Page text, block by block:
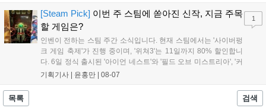
'마블 투혼: 파이팅 소울즈'와 레트로 수리 시뮬레이션 '리스토
리'도 스팀에 정식 출시되었습니다....
[Steam Pick] 이번 주 스팀에 쏟아진 신작, 지금 주목
할 게임은?
인벤이 전하는 스팀 주간 소식입니다. 현재 스팀에서는 '사이버펑
크 게임 축제'가 진행 중이며, '위쳐3'는 11일까지 80% 할인합니
다. 6일 정식 출시된 '아이언 네스트'와 '필드 오브 미스트리아', '커
세어 코브'가 호평받고 있습니다. 한편, 7일 출시된 '마블 투혼'은
다. 유비소프트의 '고스트리콘: 와일드랜드'는 7년 만의 대규모 업
기획기사 | 윤홍만 08-07
1
목록 검색